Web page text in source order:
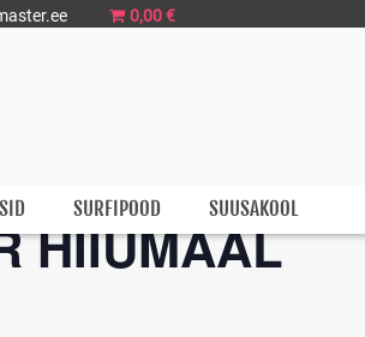
0,00 €
SURFIPOOD SUUSAKOOL
HIIUMAAL